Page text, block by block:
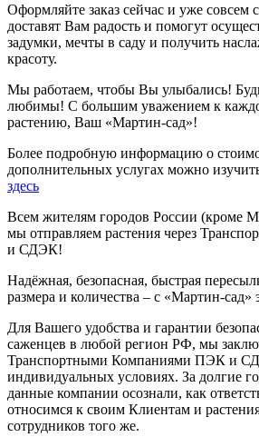
Оформляйте заказ сейчас и уже совсем
доставят Вам радость и помогут
задумки, мечты в саду и получить
красоту.
Мы работаем, чтобы Вы улыбались!
любимы! С большим уважением к
растению, Ваш «Мартин-сад»!
Более подробную информацию о
дополнительных услугах можно
здесь
Всем жителям городов России (кроме
мы отправляем растения через
и СДЭК!
Надёжная, безопасная, быстрая
размера и количества – с «Мартин-сад»
Для Вашего удобства и гарантии
саженцев в любой регион РФ, мы
Транспортными Компаниями ПЭК и
индивидуальных условиях. За долгие
данные компании осознали, как
относимся к своим Клиентам и
сотрудников того же.